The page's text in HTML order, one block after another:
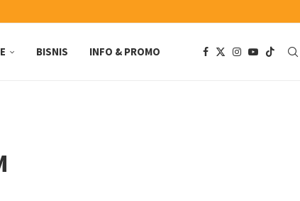
BISNIS INFO & PROMO